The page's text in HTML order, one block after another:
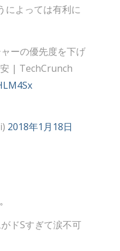
によっては有利に
ーの優先度を下げ
| TechCrunch
2018年1月18日
ドSすぎて涙不可